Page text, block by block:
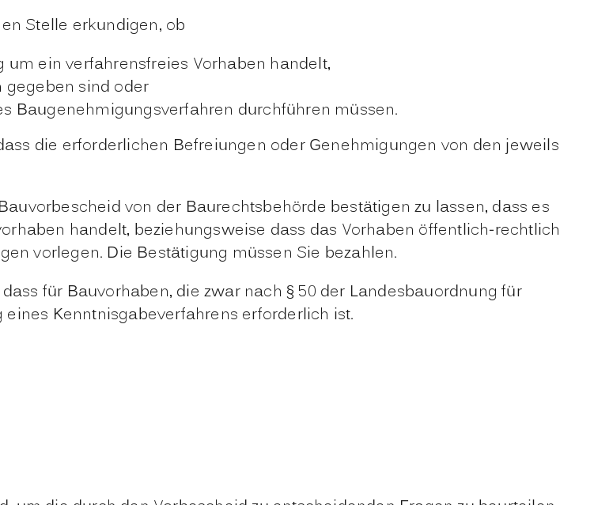
Stelle erkundigen, ob
ein verfahrensfreies Vorhaben handelt,
gegeben sind oder
Baugenehmigungsverfahren durchführen müssen.
die erforderlichen Befreiungen oder Genehmigungen von den jeweils
von der Baurechtsbehörde bestätigen zu lassen, dass es
handelt, beziehungsweise dass das Vorhaben öffentlich-rechtlich
vorlegen. Die Bestätigung müssen Sie bezahlen.
für Bauvorhaben, die zwar nach § 50 der Landesbauordnung für
Kenntnisgabeverfahrens erforderlich ist.